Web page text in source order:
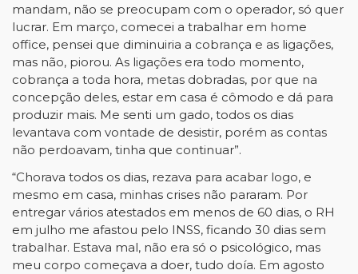
mandam, não se preocupam com o operador, só quer
lucrar. Em março, comecei a trabalhar em home
office, pensei que diminuiria a cobrança e as ligações,
mas não, piorou. As ligações era todo momento,
cobrança a toda hora, metas dobradas, por que na
concepção deles, estar em casa é cômodo e dá para
produzir mais. Me senti um gado, todos os dias
levantava com vontade de desistir, porém as contas
não perdoavam, tinha que continuar”.
“Chorava todos os dias, rezava para acabar logo, e
mesmo em casa, minhas crises não pararam. Por
entregar vários atestados em menos de 60 dias, o RH
em julho me afastou pelo INSS, ficando 30 dias sem
trabalhar. Estava mal, não era só o psicológico, mas
meu corpo começava a doer, tudo doía. Em agosto